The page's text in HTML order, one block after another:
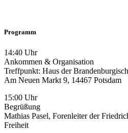
Programm
14:40 Uhr
Ankommen & Organisation
Treffpunkt: Haus der
Am Neuen Markt 9, 14467 Potsdam
15:00 Uhr
Begrüßung
Mathias Pasel, Forenleiter der
Freiheit